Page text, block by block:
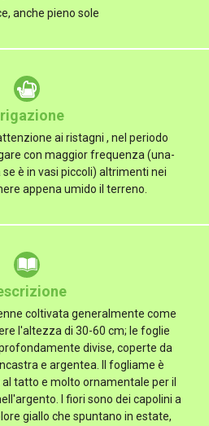
anche pieno sole
ai ristagni , nel periodo
con maggior frequenza (una-
è in vasi piccoli) altrimenti nei
appena umido il terreno.
coltivata generalmente come
l'altezza di 30-60 cm; le foglie
divise, coperte da
e argentea. Il fogliame è
tatto e molto ornamentale per il
I fiori sono dei capolini a
giallo che spuntano in estate,